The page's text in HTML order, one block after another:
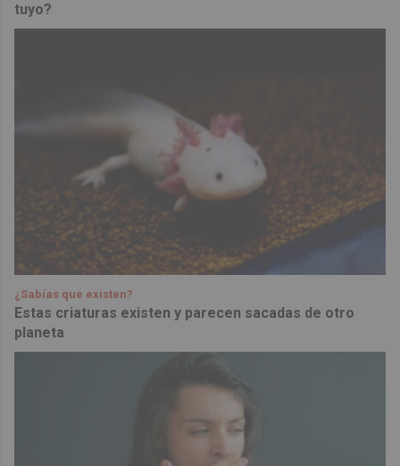
tuyo?
¿Sabías que existen?
Estas criaturas existen y parecen sacadas de otro
planeta